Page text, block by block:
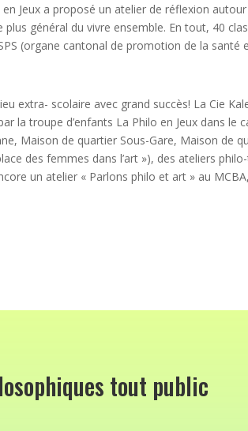
Jeux a proposé un atelier de réflexion
général du vivre ensemble. En tout, 40
(organe cantonal de promotion de la santé
extra- scolaire avec grand succès! La Cie
la troupe d’enfants La Philo en Jeux dans le
Maison de quartier Sous-Gare, Maison de
des femmes dans l’art »), des ateliers
un atelier « Parlons philo et art » au
tout public